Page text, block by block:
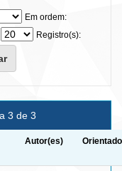
Em ordem:
Registro(s):
3 de 3
Autor(es)